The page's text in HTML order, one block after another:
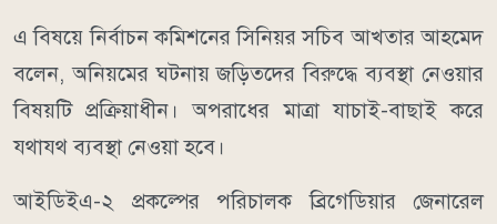
এ বিষয়ে নির্বাচন কমিশনের সিনিয়র সচিব আখতার আহমেদ
বলেন, অনিয়মের ঘটনায় জড়িতদের বিরুদ্ধে ব্যবস্থা নেওয়ার
বিষয়টি প্রক্রিয়াধীন। অপরাধের মাত্রা যাচাই-বাছাই করে
যথাযথ ব্যবস্থা নেওয়া হবে।
আইডিইএ-২ প্রকল্পের পরিচালক ব্রিগেডিয়ার জেনারেল